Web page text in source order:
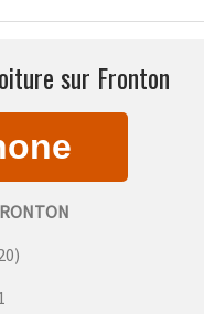
sur Fronton
)